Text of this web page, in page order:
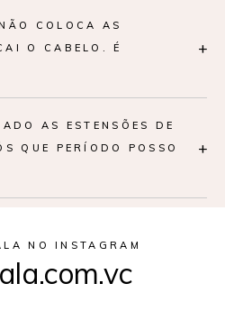
COLOCA AS
O CABELO. É
+
AS ESTENSÕES DE
QUE PERÍODO POSSO
+
NO INSTAGRAM